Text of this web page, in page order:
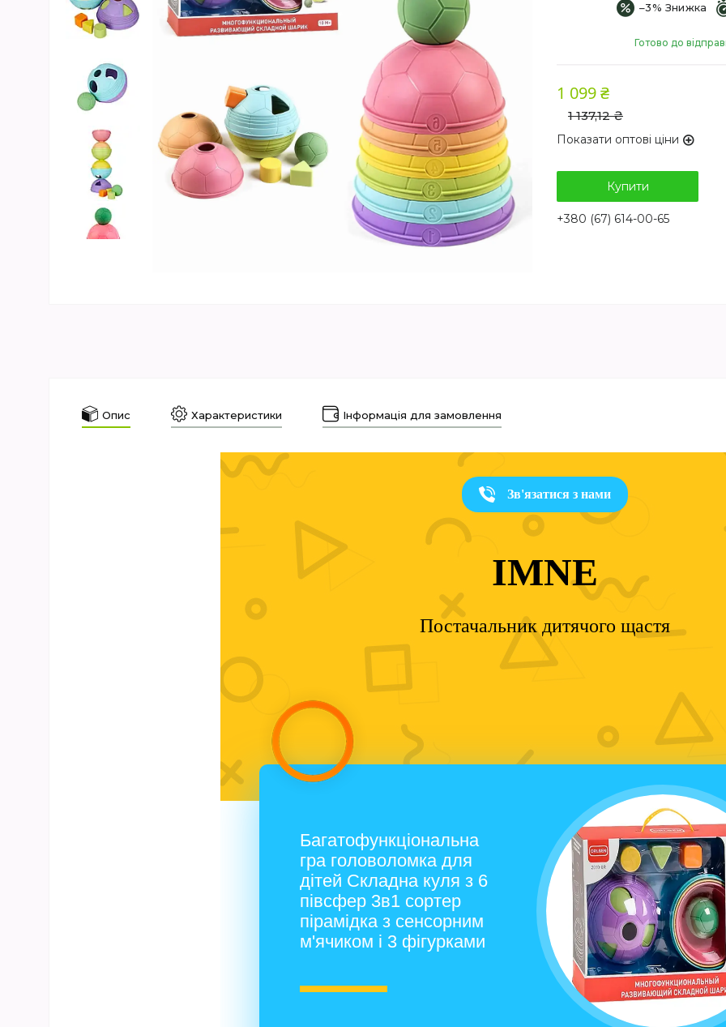
–3%
Готово до
1 137,12 ₴
1 099 ₴
Показати оптові ціни
Купити
+380 (67) 614-00-65
Опис Характеристики Інформація для замовлення
Зв'язатися з нами
IMNE
Постачальник дитячого щастя
Багатофункціональна
гра головоломка для
дітей Складна куля з 6
півсфер 3в1 сортер
пірамідка з сенсорним
м'ячиком і 3 фігурками